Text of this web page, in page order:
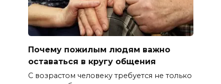
Почему пожилым людям важно
оставаться в кругу общения
С возрастом человеку требуется не только